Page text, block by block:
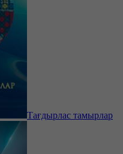
Тағдырлас тамырлар